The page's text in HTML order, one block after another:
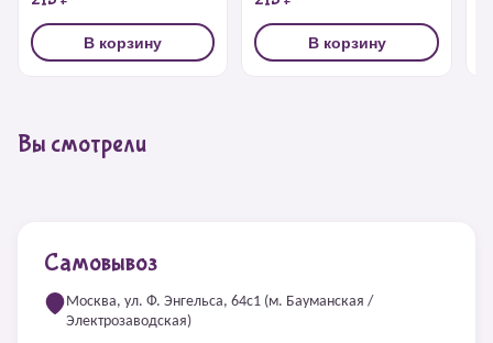
В корзину В корзину
Вы смотрели
Самовывоз
Москва, ул. Ф. Энгельса, 64с1 (м. Бауманская /
Электрозаводская)